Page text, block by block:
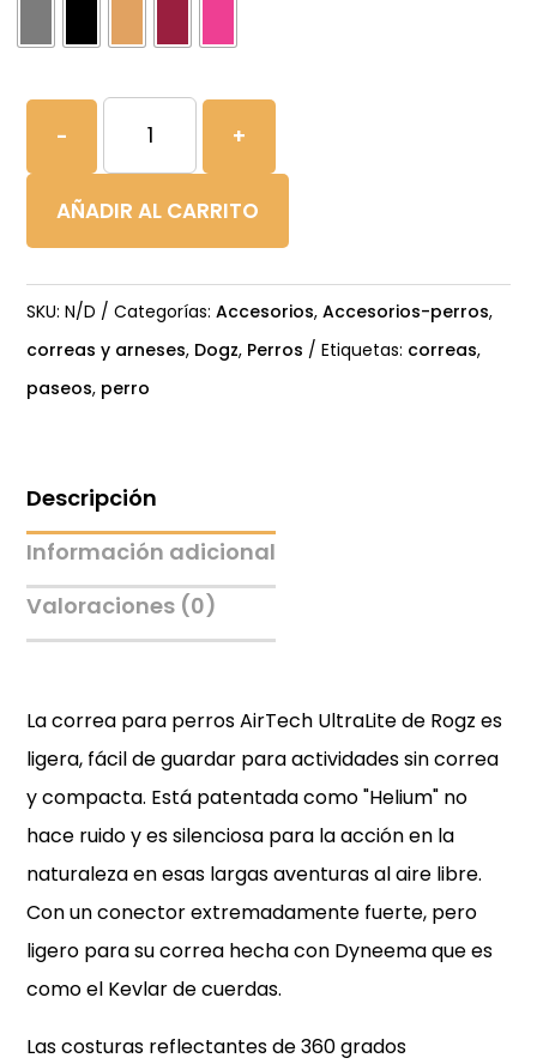
-
Rogz
Correa
Ultralite
+
AÑADIR AL CARRITO
SKU:N/D Categorías:Accesorios,Accesorios-perros,
correas y arneses, Dogz, Perros Etiquetas: correas,
paseos, perro
Descripción
Información adicional
Valoraciones (0)
La correa para perros AirTech UltraLite de Rogz es
ligera, fácil de guardar para actividades sin correa
y compacta. Está patentada como "Helium" no
hace ruido y es silenciosa para la acción en la
naturaleza en esas largas aventuras al aire libre.
Con un conector extremadamente fuerte, pero
ligero para su correa hecha con Dyneema que es
como el Kevlar de cuerdas.
Las costuras reflectantes de 360 grados